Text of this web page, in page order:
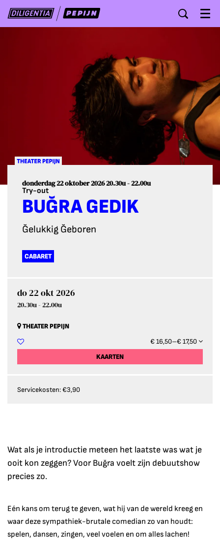
Menu
BUĞRA GEDIK
Ğelukkig Ğeboren
Try-out
donderdag 22 oktober 202620.30u - 22.00u
CABARET
do 22 okt 2026
20.30u- 22.00u
THEATER PEPIJN
€ 16,50–€ 17,50
KAARTEN
Servicekosten: €3,90
Wat als je introductie meteen het laatste was wat je
ooit kon zeggen? Voor Buğra voelt zijn debuutshow
precies zo.
Eén kans om terug te geven, wat hij van de wereld kreeg en
waar deze sympathiek-brutale comedian zo van houdt:
spelen, dansen, zingen, veel voelen en om alles lachen!